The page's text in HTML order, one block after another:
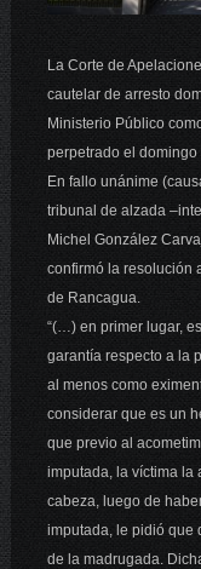
La Corte de
cautelar de arresto
Ministerio Público
perpetrado el
En fallo unánime
tribunal de alzada
Michel González
confirmó la resolución
de Rancagua.
“(…) en primer lugar,
garantía respecto a la
al menos como
considerar que es un
que previo al
imputada, la víctima la
cabeza, luego de
imputada, le pidió que
de la madrugada.